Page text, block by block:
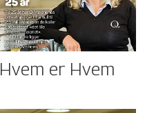
Hvem er Hvem